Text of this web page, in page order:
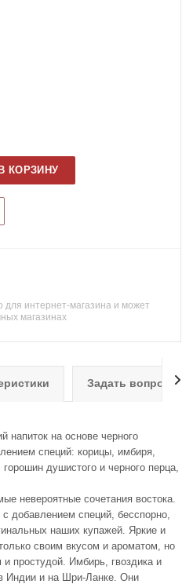
В КОРЗИНУ
для интернет-магазина и может
магазинах
Задать вопрос
на основе черного
специй: корицы, имбиря,
душистого и черного перца,
невероятные сочетания востока.
добавлением специй, бесспорно,
наших купажей. Яркие и
своим вкусом и ароматом, но
и простудой. Имбирь, гвоздика и
Индии и на Шри-Ланке. Они